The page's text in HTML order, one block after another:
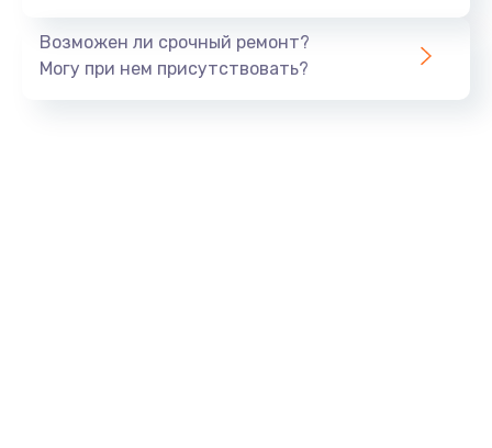
Возможен ли срочный ремонт?
Могу при нем присутствовать?